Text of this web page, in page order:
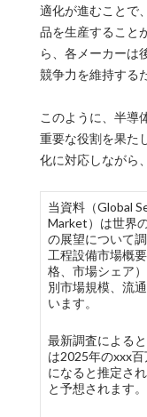
適化が進むことで
品を生産すること
ら、各メーカーは
競争力を維持する
このように、半導
重要な役割を果た
化に対応しながら
当資料（Global
Market）は世界
の展望について
工程設備市場概
格、市場シェア
別市場規模、流
います。
最新調査による
は2025年のxxx
になると推定さ
と予想されます。